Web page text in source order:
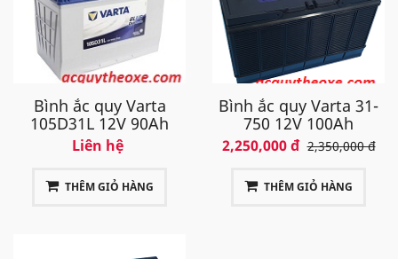
Bình ắc quy Varta
105D31L 12V 90Ah
Liên hệ
THÊM GIỎ HÀNG
Bình ắc quy Varta 31-
750 12V 100Ah
2,250,000 đ 2,350,000 đ
THÊM GIỎ HÀNG